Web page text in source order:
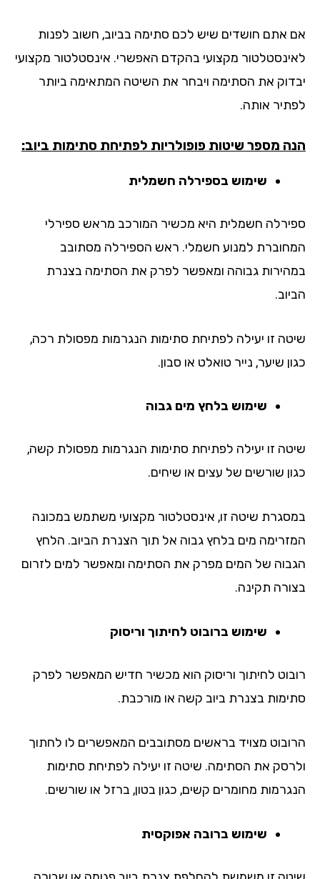
אתם חושדים שיש לכם סתימה בביוב, חשוב לפנות
מקצועי בהקדם האפשרי. אינסטלטור מקצועי
את הסתימה ויבחר את השיטה המתאימה ביותר
אותה.
מספר שיטות פופולריות לפתיחת סתימות ביוב:
שימוש בספירלה חשמלית
חשמלית היא מכשיר המורכב מראש ספירלי
למנוע חשמלי. ראש הספירלה מסתובב
גבוהה ומאפשר לפרק את הסתימה בצנרת
זו יעילה לפתיחת סתימות הנגרמות מפסולת רכה,
שיער, נייר טואלט או סבון.
שימוש בלחץ מים גבוה
זו יעילה לפתיחת סתימות הנגרמות מפסולת קשה,
שורשים של עצים או שיחים.
שיטה זו, אינסטלטור מקצועי משתמש במכונה
מים בלחץ גבוה אל תוך הצנרת הביוב. הלחץ
של המים מפרק את הסתימה ומאפשר למים לזרום
תקינה.
שימוש ברובוט לחיתוך וריסוק
לחיתוך וריסוק הוא מכשיר חדיש המאפשר לפרק
בצנרת ביוב קשה או מורכבת.
מצויד בראשים מסתובבים המאפשרים לו לחתוך
את הסתימה. שיטה זו יעילה לפתיחת סתימות
מחומרים קשים, כגון בטון, ברזל או שורשים.
שימוש ברובה אפוקסית